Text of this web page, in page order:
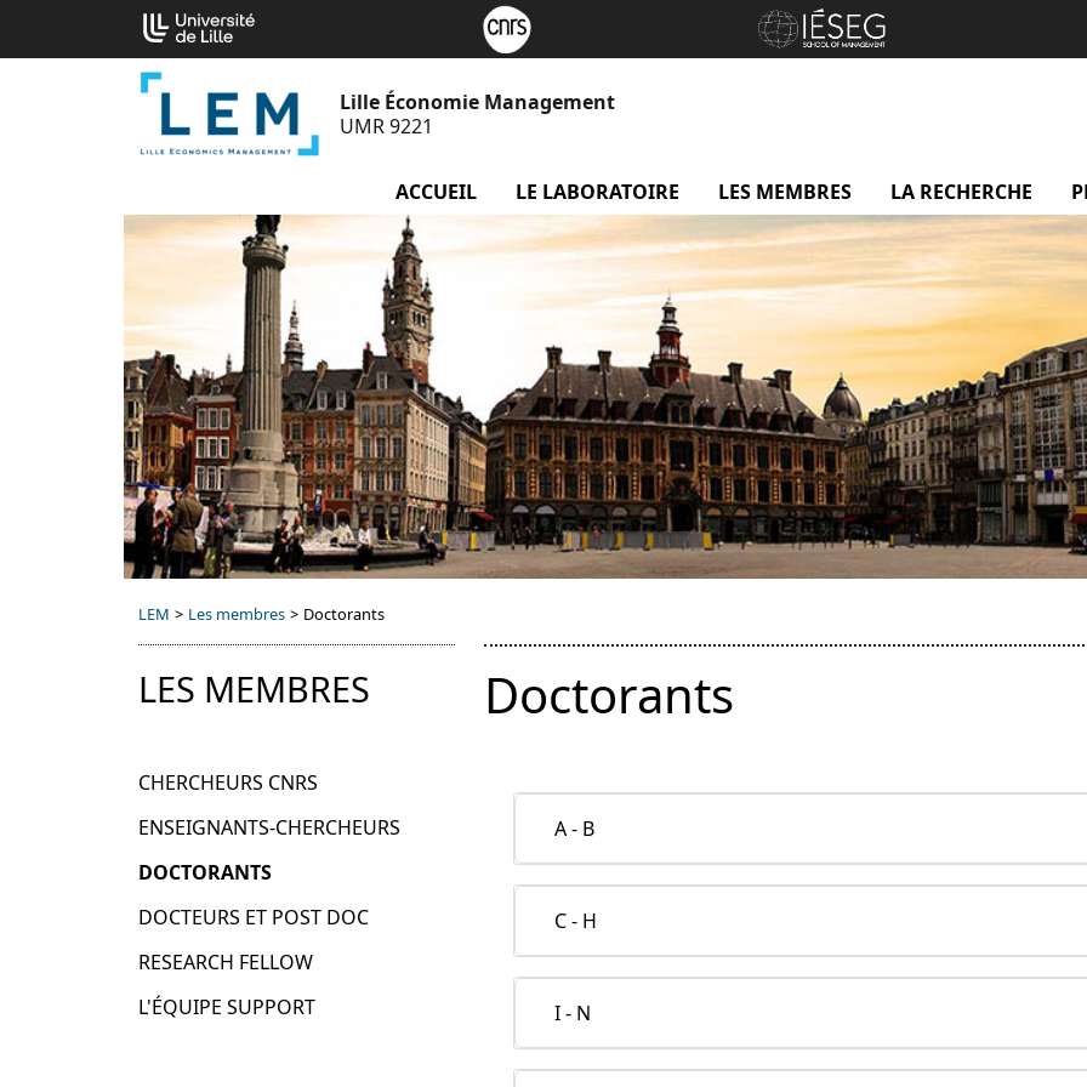
contenu
Lille Économie Management
UMR 9221
ACCUEIL LE LABORATOIRE menu Le laboratoire
LES MEMBRES menu Les membres
LA RECHERCHE
LEM > Les membres > Doctorants
LES MEMBRES
CHERCHEURS CNRS
ENSEIGNANTS-CHERCHEURS
DOCTORANTS
DOCTEURS ET POST DOC
RESEARCH FELLOW
L'ÉQUIPE SUPPORT
Doctorants
A - B
C - H
I - N
Cookies management panel